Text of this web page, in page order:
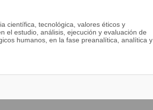
científica, tecnológica, valores éticos y
el estudio, análisis, ejecución y evaluación de
humanos, en la fase preanalítica, analítica y
de calidad, para contribuir al diagnóstico,
Trabaja también con personas